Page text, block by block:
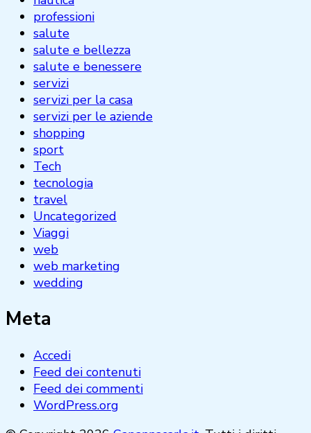
professioni
salute
salute e bellezza
salute e benessere
servizi
servizi per la casa
servizi per le aziende
shopping
sport
Tech
tecnologia
travel
Uncategorized
Viaggi
web
web marketing
wedding
Meta
Accedi
Feed dei contenuti
Feed dei commenti
WordPress.org